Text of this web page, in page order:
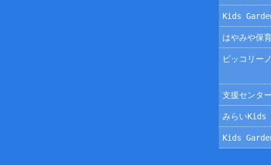
Kids
はやみや保
ピッコリー
支援センタ
みらいKids
Kids